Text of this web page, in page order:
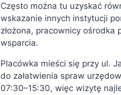
Często można tu uzyskać
wskazanie innych instytucji
złożona, pracownicy
wsparcia.
Placówka mieści się przy ul.
do załatwienia spraw
07:30–15:30, więc wizytę